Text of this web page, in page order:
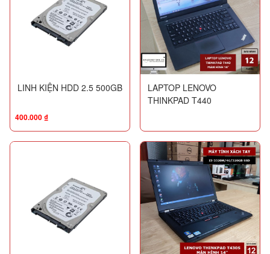
LINH KIỆN HDD 2.5 500GB
400.000₫
LAPTOP LENOVO
THINKPAD T440